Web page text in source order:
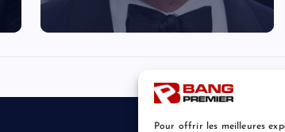
Pour offrir les meilleures